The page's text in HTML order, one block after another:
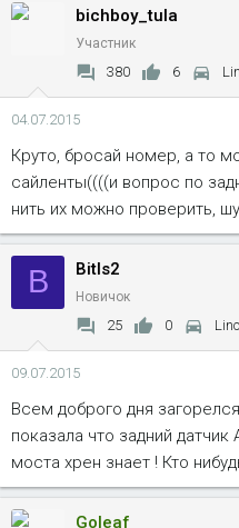
bichboy_tula
Участник
380 6
04.07.2015
Круто, бросай номер, а то
сайленты((((и вопрос по
нить их можно проверить,
B Bitls2
Новичок
25 0
09.07.2015
Всем доброго дня
показала что задний
моста хрен знает ! Кто
Goleaf